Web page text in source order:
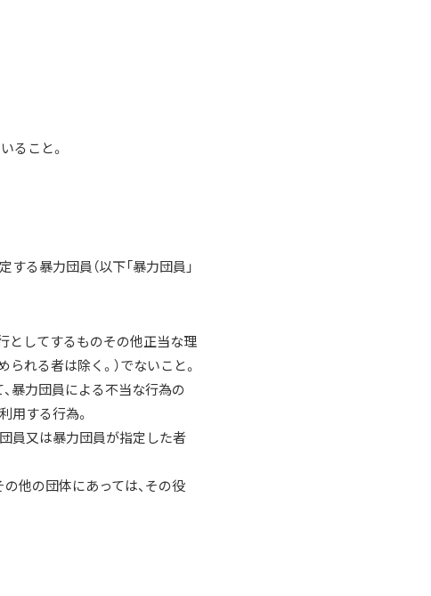
ること。
る暴力団員（以下「暴力団員」
としてするものその他正当な理
れる者は除く。）でないこと。
暴力団員による不当な行為の
用する行為。
員又は暴力団員が指定した者
他の団体にあっては、その役